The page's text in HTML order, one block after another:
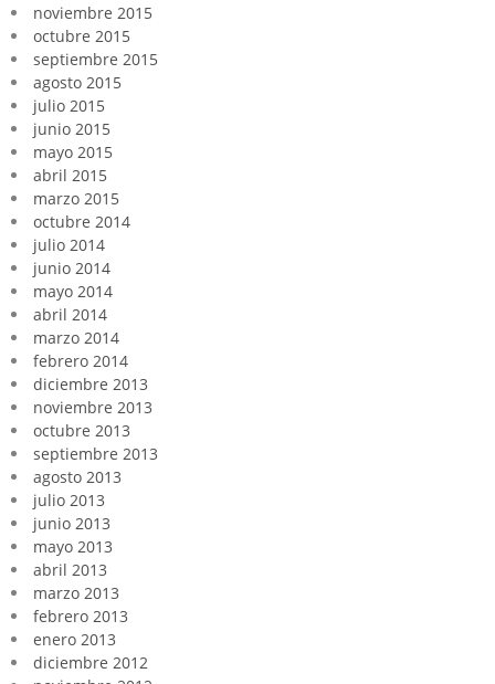
noviembre 2015
octubre 2015
septiembre 2015
agosto 2015
julio 2015
junio 2015
mayo 2015
abril 2015
marzo 2015
octubre 2014
julio 2014
junio 2014
mayo 2014
abril 2014
marzo 2014
febrero 2014
diciembre 2013
noviembre 2013
octubre 2013
septiembre 2013
agosto 2013
julio 2013
junio 2013
mayo 2013
abril 2013
marzo 2013
febrero 2013
enero 2013
diciembre 2012